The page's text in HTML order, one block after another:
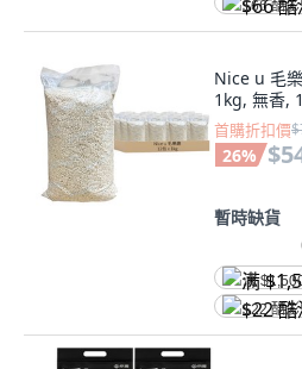
$66 酷
Nice u 毛
1kg, 無香,
首購折扣價
26%
暫時缺貨
满
$22 酷